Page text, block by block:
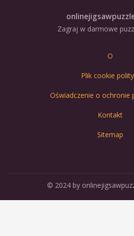
Zagraj w darmowe
O
Plik cookie
Oświadczenie o ochronie
Kontakt
Sitemap
© 2024 by